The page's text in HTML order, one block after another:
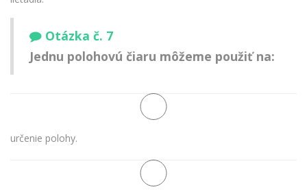
Otázka č. 7
Jednu polohovú čiaru môžeme použiť na:
určenie polohy.